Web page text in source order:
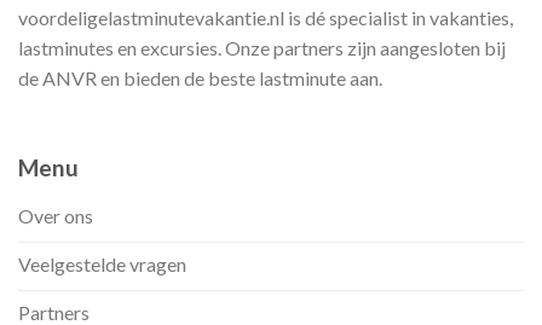
voordeligelastminutevakantie.nl is dé specialist in vakanties,
lastminutes en excursies. Onze partners zijn aangesloten bij
de ANVR en bieden de beste lastminute aan.
Menu
Over ons
Veelgestelde vragen
Partners